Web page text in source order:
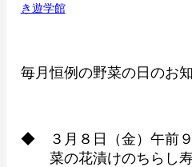
き遊学館
毎月恒例の野菜の日のお
◆ ３月８日（金）午
菜の花漬けのちらし寿